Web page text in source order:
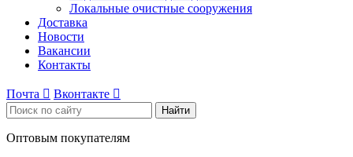
Локальные очистные сооружения
Доставка
Новости
Вакансии
Контакты
Почта  Вконтакте 
Найти
Оптовым покупателям